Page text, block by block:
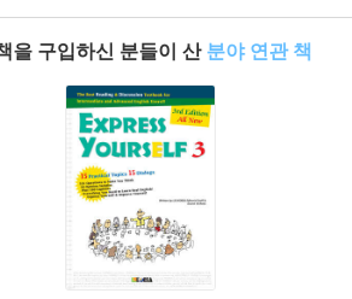
을 구입하신 분들이 산 분야 연관 책